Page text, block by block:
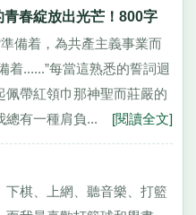
春綻放出光芒！800字
備着，為共產主義事業而
着......”每當這熟悉的誓詞迴
帶紅領巾那神聖而莊嚴的
總有一種肩負...
[閱讀全文]
棋、上網、聽音樂、打籃